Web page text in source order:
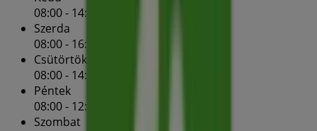
08:00 - 14:00
Szerda
08:00 - 16:00
Csütörtök
08:00 - 14:00
Péntek
08:00 - 12:00
Szombat